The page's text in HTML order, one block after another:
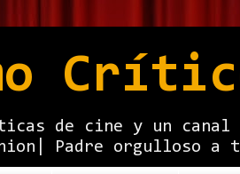
de cine y un canal
Padre orgulloso a